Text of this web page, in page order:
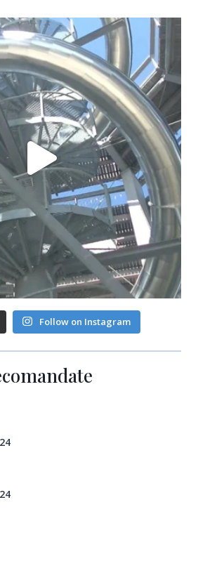
Follow on Instagram